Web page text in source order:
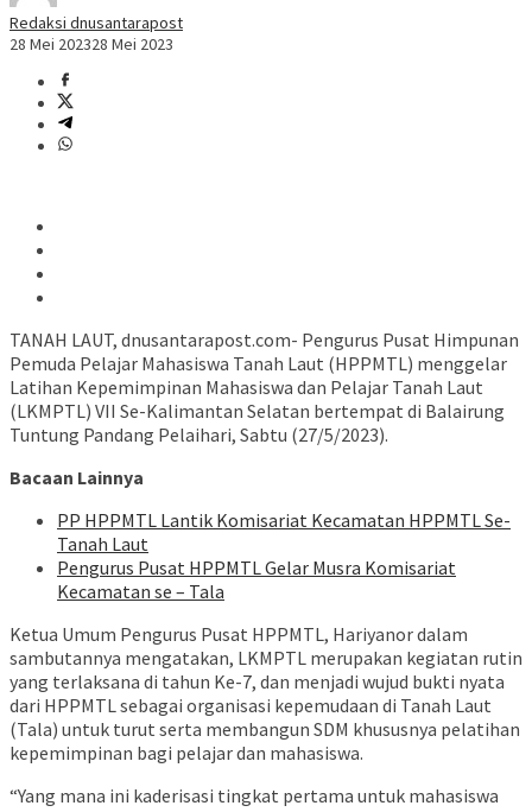
Redaksi dnusantarapost
28 Mei 202328 Mei 2023
TANAH LAUT, dnusantarapost.com- Pengurus Pusat Himpunan
Pemuda Pelajar Mahasiswa Tanah Laut (HPPMTL) menggelar
Latihan Kepemimpinan Mahasiswa dan Pelajar Tanah Laut
(LKMPTL) VII Se-Kalimantan Selatan bertempat di Balairung
Tuntung Pandang Pelaihari, Sabtu (27/5/2023).
Bacaan Lainnya
PP HPPMTL Lantik Komisariat Kecamatan HPPMTL Se-
Tanah Laut
Pengurus Pusat HPPMTL Gelar Musra Komisariat
Kecamatan se – Tala
Ketua Umum Pengurus Pusat HPPMTL, Hariyanor dalam
sambutannya mengatakan, LKMPTL merupakan kegiatan rutin
yang terlaksana di tahun Ke-7, dan menjadi wujud bukti nyata
dari HPPMTL sebagai organisasi kepemudaan di Tanah Laut
(Tala) untuk turut serta membangun SDM khususnya pelatihan
kepemimpinan bagi pelajar dan mahasiswa.
“Yang mana ini kaderisasi tingkat pertama untuk mahasiswa